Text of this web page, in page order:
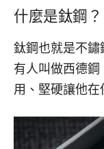
什麼是鈦鋼？
鈦鋼也就是不鏽
有人叫做西德
用、堅硬讓他在